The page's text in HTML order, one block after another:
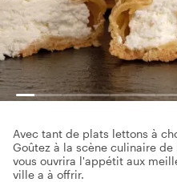
Avec tant de plats lettons à
Goûtez à la scène culinaire
vous ouvrira l'appétit aux
ville a à offrir.